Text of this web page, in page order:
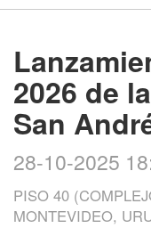
2026 de
San
28-10-2025
PISO 40
MONTEVIDEO,